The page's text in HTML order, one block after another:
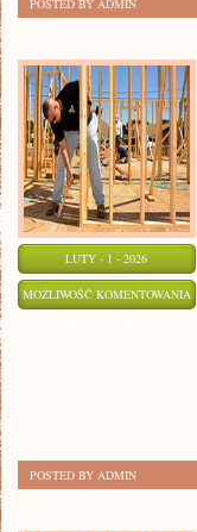
POSTED BY ADMIN
LUTY - 1 - 2026
MOŻLIWOŚĆ KOMENTOWANIA
POSTED BY ADMIN